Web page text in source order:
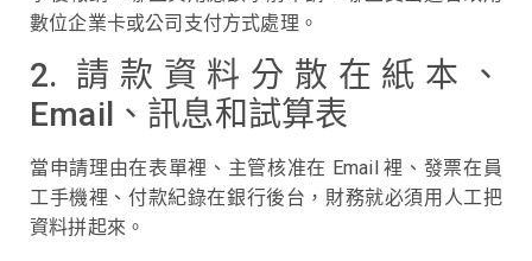
數位企業卡或公司支付方式處理。
2. 請款資料分散在紙本、
Email、訊息和試算表
當申請理由在表單裡、主管核准在 Email 裡、發票在員
工手機裡、付款紀錄在銀行後台，財務就必須用人工把
資料拼起來。